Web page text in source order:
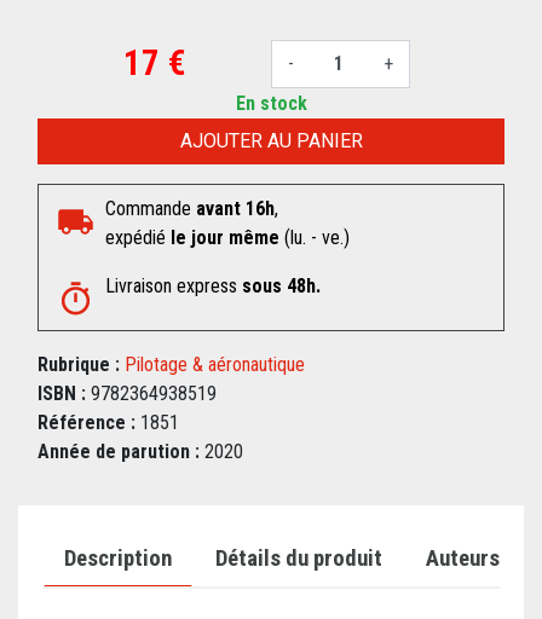
17 € - +
AJOUTER AU PANIER
En stock
Commande avant 16h,
expédié le jour même (lu. - ve.)
Livraison express sous 48h.
Rubrique : Pilotage & aéronautique
ISBN : 9782364938519
Référence : 1851
Année de parution : 2020
Description Détails du produit Auteurs